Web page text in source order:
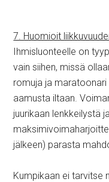
7. Huomioit
Ihmisluonteelle on
vain siihen, missä
romuja ja
aamusta iltaan.
juurikaan lenkkeilystä
jälkeen) parasta
Kumpikaan ei tarvitse